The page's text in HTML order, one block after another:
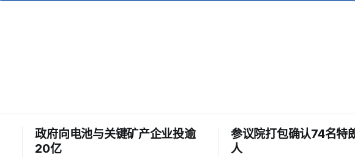
政府向电池与关键矿产企业投逾
20亿
参议院打包确认74名特
人